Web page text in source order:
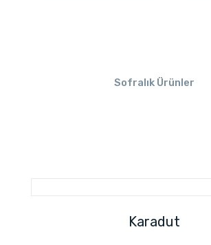
Sofralık Ürünler
Karadut